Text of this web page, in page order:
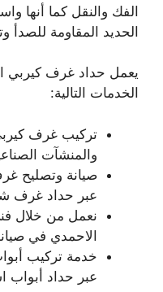
الفك والنقل كما أنها
الحديد المقاومة للصدأ
يعمل حداد غرف كيربي
الخدمات التالية:
تركيب غرف
والمنشآت
صيانة وتصليح
عبر حداد غرف
نعمل من خلال
الاحمدي في
خدمة تركيب
عبر حداد أبواب